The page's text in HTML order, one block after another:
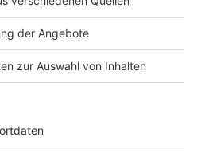
Studio-Hotline
Verkehrs-Hotline